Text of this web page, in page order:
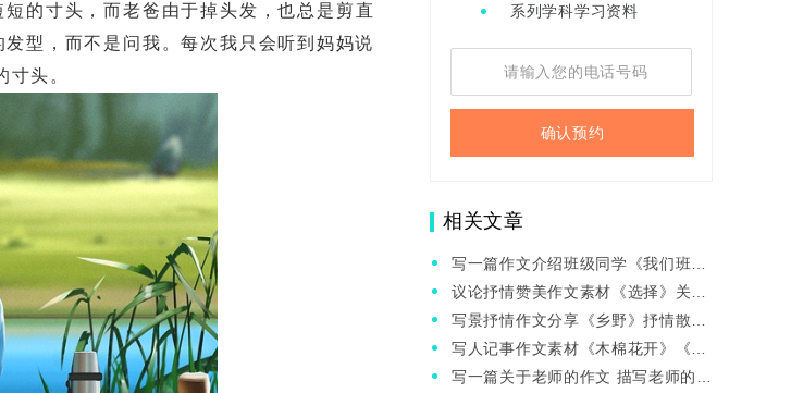
寸头，而老爸由于掉头发，也总是剪直
型，而不是问我。每次我只会听到妈妈说
头。
系列学科学习资料
确认预约
相关文章
写一篇作文介绍班级同学《我们班
的“牛人”》作文分享
议论抒情赞美作文素材《选择》关于
松树和法桐的对比有感
写景抒情作文分享《乡野》抒情散文
分享
写人记事作文素材《木棉花开》《因
何读书》
写一篇关于老师的作文 描写老师的作